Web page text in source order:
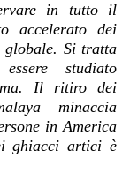
in tutto il
accelerato dei
Si tratta
studiato
Il ritiro dei
minaccia
in America
ghiacci artici è